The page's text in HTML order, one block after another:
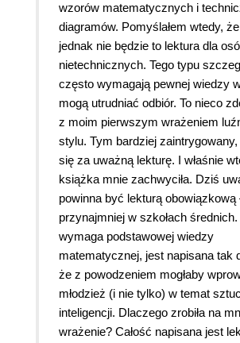
wzorów matematycznych i
diagramów. Pomyślałem wtedy,
jednak nie będzie to lektura dla
nietechnicznych. Tego typu
często wymagają pewnej wiedzy
mogą utrudniać odbiór. To nieco
z moim pierwszym wrażeniem
stylu. Tym bardziej zaintrygowany,
się za uważną lekturę. I właśnie
książka mnie zachwyciła. Dziś
powinna być lekturą
przynajmniej w szkołach
wymaga podstawowej wiedzy
matematycznej, jest napisana tak
że z powodzeniem mogłaby
młodzież (i nie tylko) w temat
inteligencji. Dlaczego zrobiła na
wrażenie? Całość napisana jest